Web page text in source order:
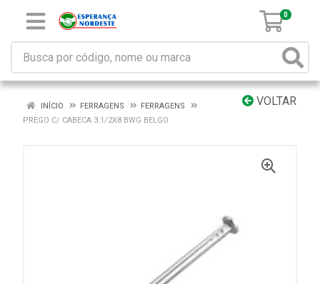
0
VOLTAR
INÍCIO FERRAGENS
FERRAGENS
PREGO C/ CABECA 3.1/2X8 BWG BELGO